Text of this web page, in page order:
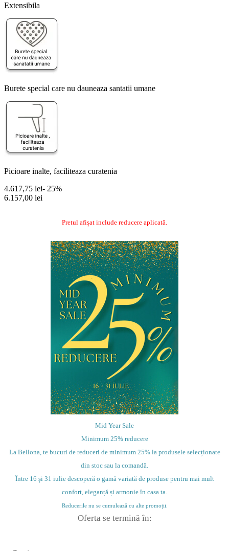
Extensibila
Burete special care nu dauneaza santatii umane
Picioare inalte, faciliteaza curatenia
4.617,75 lei- 25%
6.157,00 lei
Pretul afișat include reducere aplicată.
Mid Year Sale
Minimum 25% reducere
La Bellona, te bucuri de reduceri de minimum 25% la produsele selecționate
din stoc sau la comandă.
Între 16 și 31 iulie descoperă o gamă variată de produse pentru mai mult
confort, eleganță și armonie în casa ta.
Reducerile nu se cumulează cu alte promoții.
Oferta se termină în: